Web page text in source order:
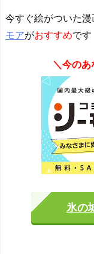
今すぐ絵がついた
モアがおすすめです
＼今の
氷の